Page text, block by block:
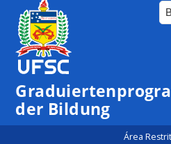
der Bildung
Área